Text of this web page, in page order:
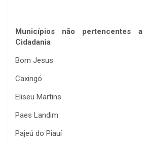
Municípios não pertencentes
Cidadania
Bom Jesus
Caxingó
Eliseu Martins
Paes Landim
Pajeú do Piauí